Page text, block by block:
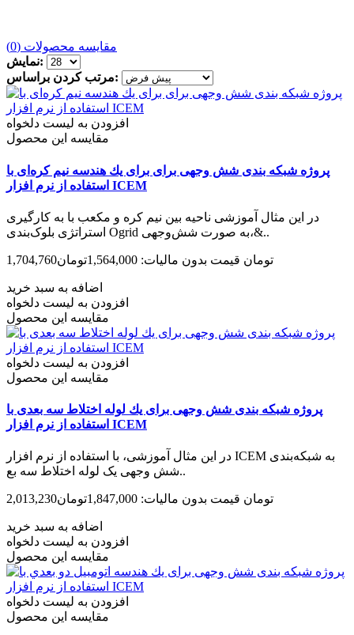
مقایسه محصولات (0)
نمایش:
مرتب کردن براساس:
افزودن به لیست دلخواه
مقایسه این محصول
پروژه شبکه بندی شش وجهی برای برای يك هندسه نیم کره‌ای با
استفاده از نرم افزار ICEM
در این مثال آموزشی ناحیه بین نیم کره و مکعب با به کارگیری
استراتژی بلوک‌بندی Ogrid به صورت شش‌وجهی،&..
1,704,760تومان قیمت بدون مالیات: 1,564,000تومان
اضافه به سبد خرید
افزودن به لیست دلخواه
مقایسه این محصول
افزودن به لیست دلخواه
مقایسه این محصول
پروژه شبکه بندی شش وجهی برای يك لوله اختلاط سه بعدی با
استفاده از نرم افزار ICEM
در این مثال آموزشی، با استفاده از نرم افزار ICEM به شبکه‌بندی
شش وجهی یک لوله اختلاط سه بع..
2,013,230تومان قیمت بدون مالیات: 1,847,000تومان
اضافه به سبد خرید
افزودن به لیست دلخواه
مقایسه این محصول
افزودن به لیست دلخواه
مقایسه این محصول